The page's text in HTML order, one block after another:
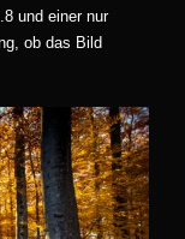
und einer nur
ob das Bild